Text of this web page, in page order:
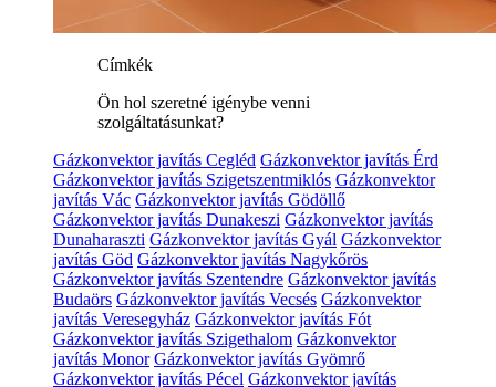
Címkék
Ön hol szeretné igénybe venni
szolgáltatásunkat?
Gázkonvektor javítás Cegléd Gázkonvektor javítás Érd
Gázkonvektor javítás Szigetszentmiklós Gázkonvektor
javítás Vác Gázkonvektor javítás Gödöllő
Gázkonvektor javítás Dunakeszi Gázkonvektor javítás
Dunaharaszti Gázkonvektor javítás Gyál Gázkonvektor
javítás Göd Gázkonvektor javítás Nagykőrös
Gázkonvektor javítás Szentendre Gázkonvektor javítás
Budaörs Gázkonvektor javítás Vecsés Gázkonvektor
javítás Veresegyház Gázkonvektor javítás Fót
Gázkonvektor javítás Szigethalom Gázkonvektor
javítás Monor Gázkonvektor javítás Gyömrő
Gázkonvektor javítás Pécel Gázkonvektor javítás